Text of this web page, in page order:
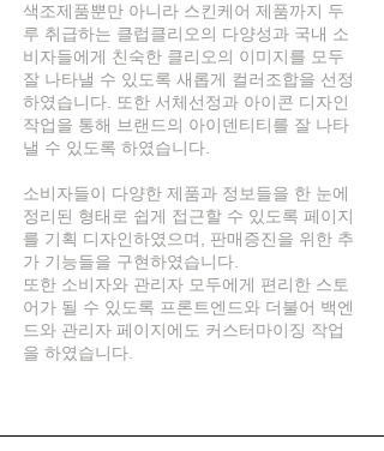
색조제품뿐만 아니라 스킨케어 제품까지 두
루 취급하는 클럽클리오의 다양성과 국내 소
비자들에게 친숙한 클리오의 이미지를 모두
잘 나타낼 수 있도록 새롭게 컬러조합을 선정
하였습니다. 또한 서체선정과 아이콘 디자인
작업을 통해 브랜드의 아이덴티티를 잘 나타
낼 수 있도록 하였습니다.
소비자들이 다양한 제품과 정보들을 한 눈에
정리된 형태로 쉽게 접근할 수 있도록 페이지
를 기획 디자인하였으며, 판매증진을 위한 추
가 기능들을 구현하였습니다.
또한 소비자와 관리자 모두에게 편리한 스토
어가 될 수 있도록 프론트엔드와 더불어 백엔
드와 관리자 페이지에도 커스터마이징 작업
을 하였습니다.